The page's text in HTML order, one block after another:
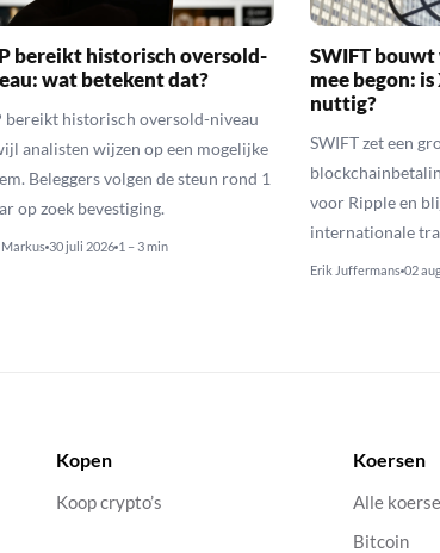
bereikt historisch oversold-
wat betekent dat?
bereikt historisch oversold-niveau
analisten wijzen op een mogelijke
Beleggers volgen de steun rond 1
op zoek bevestiging.
Markus 30 juli 2026 1 – 3 min
SWIFT
mee begon:
nuttig?
SWIFT zet een
voor Ripple en
internationale
Erik Juffermans 02
Kopen
Koop crypto’s
Koersen
Alle
Bitcoin